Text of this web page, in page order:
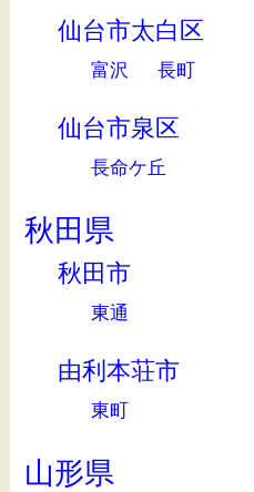
仙台市太白区
富沢 長町
仙台市泉区
長命ケ丘
秋田県
秋田市
東通
由利本荘市
東町
山形県